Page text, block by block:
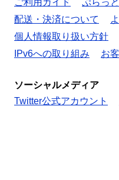
配送・決済について
個人情報取り扱い方針
IPv6への取り組み
お
ソーシャルメディア
Twitter公式アカウント